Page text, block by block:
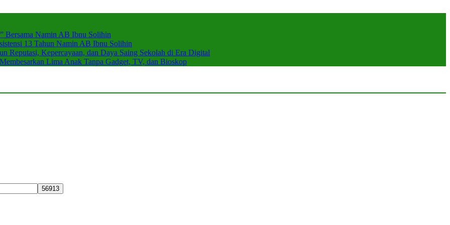
Bersama Namin AB Ibnu Solihin
13 Tahun Namin AB Ibnu Solihin
Reputasi, Kepercayaan, dan Daya Saing Sekolah di Era Digital
Lima Anak Tanpa Gadget, TV, dan Bioskop